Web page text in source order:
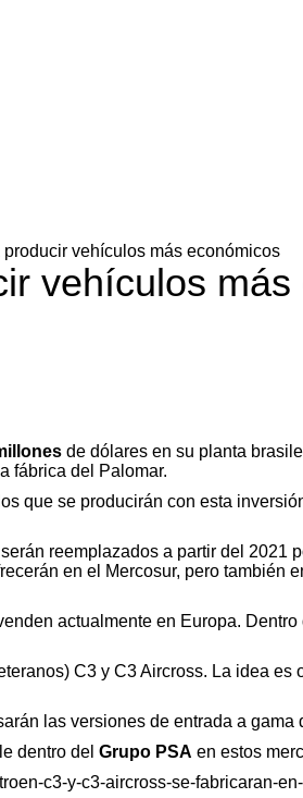
vehículos más económicos
vehículos
de dólares en su planta
fábrica del Palomar.
que se producirán con esta
reemplazados a partir del 2021
en el Mercosur, pero también
actualmente en Europa.
C3 y C3 Aircross. La idea
las versiones de entrada a gama
dentro del Grupo PSA en estos
c3-y-c3-aircross-se-fabricaran-